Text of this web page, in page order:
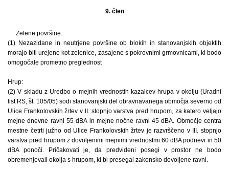
9. člen
Zelene površine:
(1) Nezazidane in neutrjene površine ob blokih in stanovanjskih objektih
morajo biti urejene kot zelenice, zasajene s pokrovnimi grmovnicami, ki bodo
omogočale prometno preglednost
Hrup:
(2) V skladu z Uredbo o mejnih vrednostih kazalcev hrupa v okolju (Uradni
list RS, št. 105/05) sodi stanovanjski del obravnavanega območja severno od
Ulice Frankolovskih žrtev v II. stopnjo varstva pred hrupom, za katero veljajo
mejne dnevne ravni 55 dBA in mejne nočne ravni 45 dBA. Območje centra
mestne četrti južno od Ulice Frankolovskih žrtev je razvrščeno v III. stopnjo
varstva pred hrupom z dovoljenimi mejnimi vrednostmi 60 dBA podnevi in 50
dBA ponoči. Pričakovati je, da predvideni posegi v prostor ne bodo
obremenjevali okolja s hrupom, ki bi presegal zakonsko dovoljene ravni.